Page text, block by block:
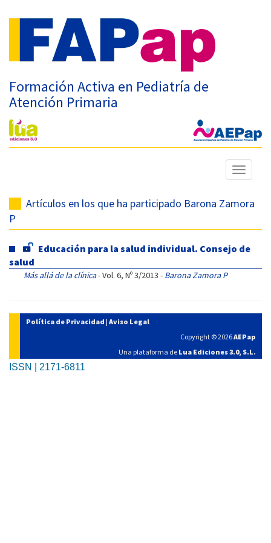
Formación Activa en Pediatría de
Atención Primaria
Mostrar
menú
Artículos en los que ha participado Barona Zamora
P
Educación para la salud individual. Consejo de
salud
Más allá de la clínica- Vol. 6, Nº 3/2013 - Barona Zamora P
Política de Privacidad | Aviso Legal
Copyright © 2026AEPap
Una plataforma de Lua Ediciones 3.0, S.L.
ISSN | 2171-6811